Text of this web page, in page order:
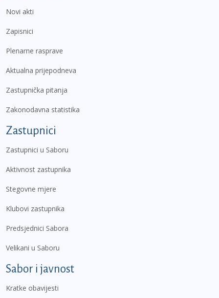
Novi akti
Zapisnici
Plenarne rasprave
Aktualna prijepodneva
Zastupnička pitanja
Zakonodavna statistika
Zastupnici
Zastupnici u Saboru
Aktivnost zastupnika
Stegovne mjere
Klubovi zastupnika
Predsjednici Sabora
Velikani u Saboru
Sabor i javnost
Kratke obavijesti